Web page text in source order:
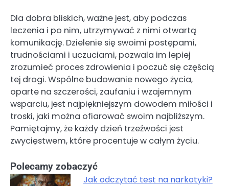
Dla dobra bliskich, ważne jest, aby podczas
leczenia i po nim, utrzymywać z nimi otwartą
komunikację. Dzielenie się swoimi postępami,
trudnościami i uczuciami, pozwala im lepiej
zrozumieć proces zdrowienia i poczuć się częścią
tej drogi. Wspólne budowanie nowego życia,
oparte na szczerości, zaufaniu i wzajemnym
wsparciu, jest najpiękniejszym dowodem miłości i
troski, jaki można ofiarować swoim najbliższym.
Pamiętajmy, że każdy dzień trzeźwości jest
zwycięstwem, które procentuje w całym życiu.
Polecamy zobaczyć
Jak odczytać test na narkotyki?